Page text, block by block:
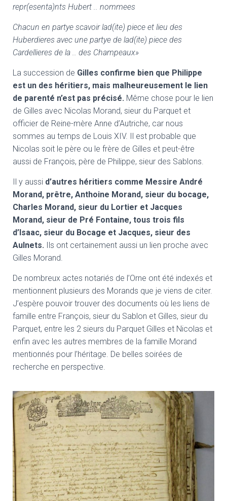
repr(esenta)nts Hubert .. nommees
Chacun en partye scavoir lad(ite) piece et lieu des
Huberdieres avec une partye de lad(ite) piece des
Cardellieres de la .. des Champeaux»
La succession de Gilles confirme bien que Philippe
est un des héritiers, mais malheureusement le lien
de parenté n’est pas précisé. Même chose pour le lien
de Gilles avec Nicolas Morand, sieur du Parquet et
officier de Reine-mère Anne d’Autriche, car nous
sommes au temps de Louis XIV. Il est probable que
Nicolas soit le père ou le frère de Gilles et peut-être
aussi de François, père de Philippe, sieur des Sablons.
Il y aussi d’autres héritiers comme Messire André
Morand, prêtre, Anthoine Morand, sieur du bocage,
Charles Morand, sieur du Lortier et Jacques
Morand, sieur de Pré Fontaine, tous trois fils
d’Isaac, sieur du Bocage et Jacques, sieur des
Aulnets. Ils ont certainement aussi un lien proche avec
Gilles Morand.
De nombreux actes notariés de l’Orne ont été indexés et
mentionnent plusieurs des Morands que je viens de citer.
J’espère pouvoir trouver des documents où les liens de
famille entre François, sieur du Sablon et Gilles, sieur du
Parquet, entre les 2 sieurs du Parquet Gilles et Nicolas et
enfin avec les autres membres de la famille Morand
mentionnés pour l’héritage. De belles soirées de
recherche en perspective.